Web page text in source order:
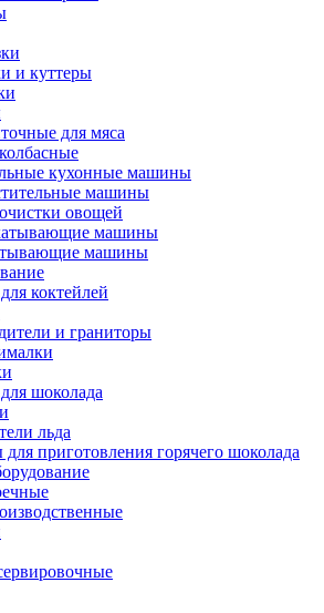
и куттеры
для мяса
кухонные машины
машины
овощей
машины
машины
коктейлей
и граниторы
шоколада
льда
приготовления горячего шоколада